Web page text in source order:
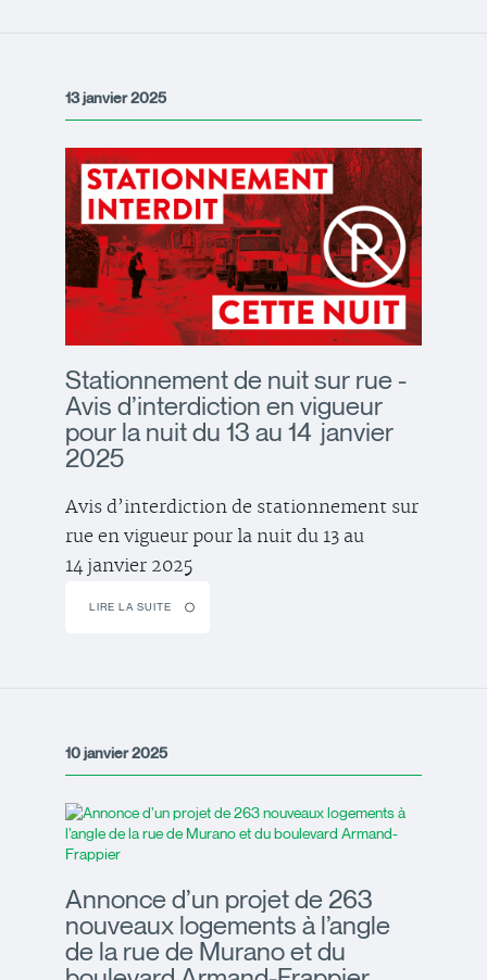
13 janvier 2025
Stationnement de nuit sur rue -
Avis d’interdiction en vigueur
pour la nuit du 13 au 14 janvier
2025
Avis d’interdiction de stationnement sur
rue en vigueur pour la nuit du 13 au
14 janvier 2025
LIRE LA SUITE
10 janvier 2025
Annonce d’un projet de 263
nouveaux logements à l’angle
de la rue de Murano et du